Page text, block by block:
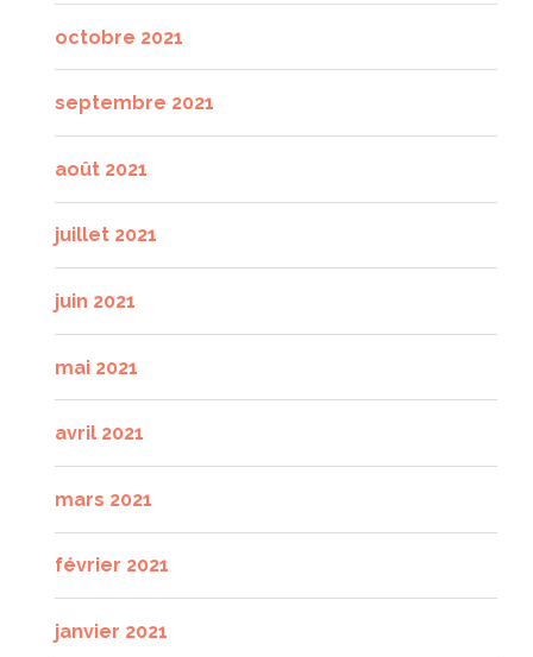
octobre 2021
septembre 2021
août 2021
juillet 2021
juin 2021
mai 2021
avril 2021
mars 2021
février 2021
janvier 2021